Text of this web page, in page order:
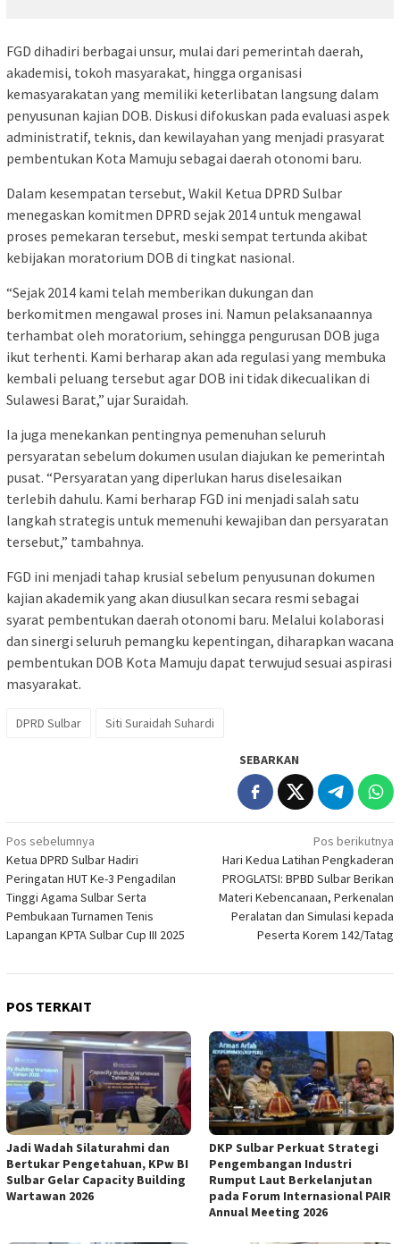
FGD dihadiri berbagai unsur, mulai dari pemerintah daerah,
akademisi, tokoh masyarakat, hingga organisasi
kemasyarakatan yang memiliki keterlibatan langsung dalam
penyusunan kajian DOB. Diskusi difokuskan pada evaluasi aspek
administratif, teknis, dan kewilayahan yang menjadi prasyarat
pembentukan Kota Mamuju sebagai daerah otonomi baru.
Dalam kesempatan tersebut, Wakil Ketua DPRD Sulbar
menegaskan komitmen DPRD sejak 2014 untuk mengawal
proses pemekaran tersebut, meski sempat tertunda akibat
kebijakan moratorium DOB di tingkat nasional.
“Sejak 2014 kami telah memberikan dukungan dan
berkomitmen mengawal proses ini. Namun pelaksanaannya
terhambat oleh moratorium, sehingga pengurusan DOB juga
ikut terhenti. Kami berharap akan ada regulasi yang membuka
kembali peluang tersebut agar DOB ini tidak dikecualikan di
Sulawesi Barat,” ujar Suraidah.
Ia juga menekankan pentingnya pemenuhan seluruh
persyaratan sebelum dokumen usulan diajukan ke pemerintah
pusat. “Persyaratan yang diperlukan harus diselesaikan
terlebih dahulu. Kami berharap FGD ini menjadi salah satu
langkah strategis untuk memenuhi kewajiban dan persyaratan
tersebut,” tambahnya.
FGD ini menjadi tahap krusial sebelum penyusunan dokumen
kajian akademik yang akan diusulkan secara resmi sebagai
syarat pembentukan daerah otonomi baru. Melalui kolaborasi
dan sinergi seluruh pemangku kepentingan, diharapkan wacana
pembentukan DOB Kota Mamuju dapat terwujud sesuai aspirasi
masyarakat.
DPRD Sulbar Siti Suraidah Suhardi
SEBARKAN
Navigasi
pos
Pos sebelumnya
Ketua DPRD Sulbar Hadiri
Peringatan HUT Ke-3 Pengadilan
Tinggi Agama Sulbar Serta
Pembukaan Turnamen Tenis
Lapangan KPTA Sulbar Cup III 2025
Pos berikutnya
Hari Kedua Latihan Pengkaderan
PROGLATSI: BPBD Sulbar Berikan
Materi Kebencanaan, Perkenalan
Peralatan dan Simulasi kepada
Peserta Korem 142/Tatag
POS TERKAIT
Jadi Wadah Silaturahmi dan
Bertukar Pengetahuan, KPw BI
Sulbar Gelar Capacity Building
Wartawan 2026
DKP Sulbar Perkuat Strategi
Pengembangan Industri
Rumput Laut Berkelanjutan
pada Forum Internasional PAIR
Annual Meeting 2026